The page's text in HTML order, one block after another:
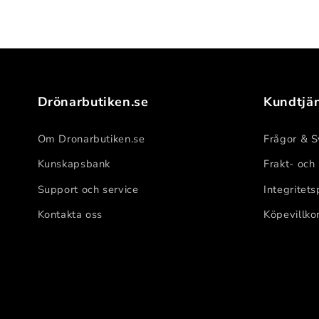
Drönarbutiken.se
Om Dronarbutiken.se
Kunskapsbank
Support och service
Kontakta oss
Frågor &
Frakt-
Köpevillkor